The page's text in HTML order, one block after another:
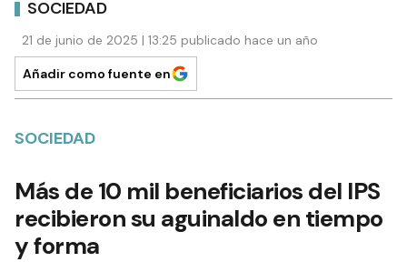
SOCIEDAD
21 de junio de 2025 | 13:25 publicado hace un año
Añadir como fuente en
SOCIEDAD
Más de 10 mil beneficiarios del IPS
recibieron su aguinaldo en tiempo
y forma